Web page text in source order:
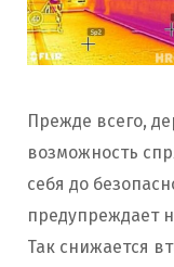
Прежде всего,
возможность
себя до
предупреждает
Так снижается